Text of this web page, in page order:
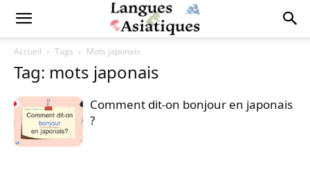
Accueil Tags Mots japonais
Tag: mots japonais
Comment dit-on bonjour en japonais
?